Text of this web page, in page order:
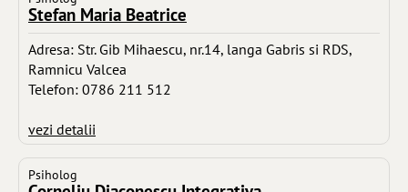
Stefan Maria Beatrice
Adresa: Str. Gib Mihaescu, nr.14, langa Gabris si RDS,
Ramnicu Valcea
Telefon: 0786 211 512
vezi detalii
Psiholog